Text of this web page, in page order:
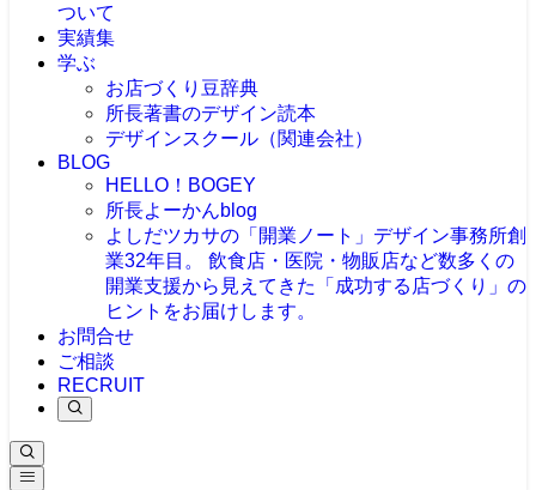
ついて
実績集
学ぶ
お店づくり豆辞典
所長著書のデザイン読本
デザインスクール（関連会社）
BLOG
HELLO！BOGEY
所長よーかんblog
よしだツカサの「開業ノート」 デザイン事務所創
業32年目。 飲食店・医院・物販店など数多くの
開業支援から見えてきた「成功する店づくり」の
ヒントをお届けします。
お問合せ
ご相談
RECRUIT